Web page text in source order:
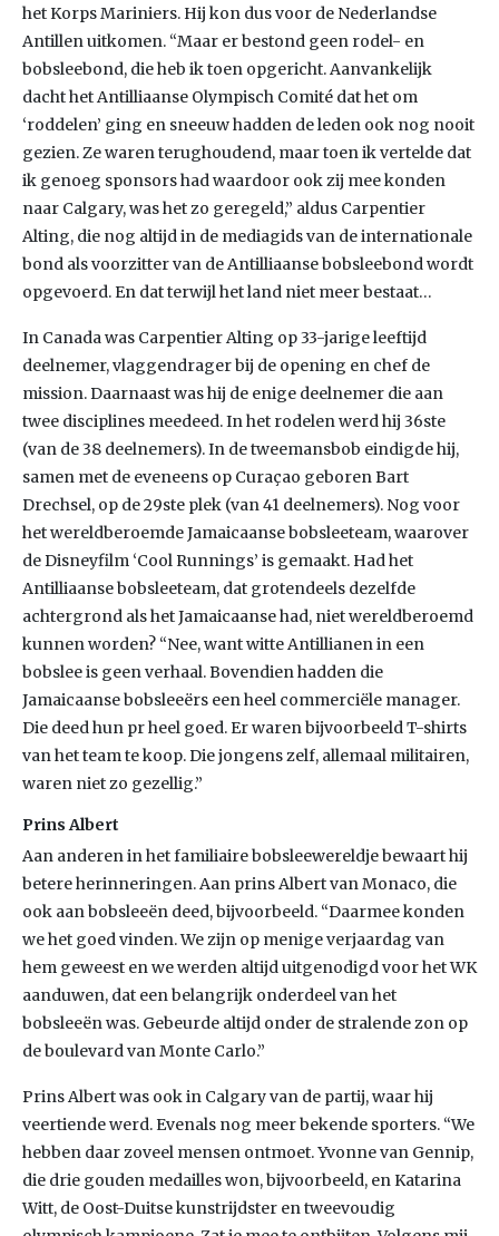
het Korps Mariniers. Hij kon dus voor de Nederlandse
Antillen uitkomen. “Maar er bestond geen rodel- en
bobsleebond, die heb ik toen opgericht. Aanvankelijk
dacht het Antilliaanse Olympisch Comité dat het om
‘roddelen’ ging en sneeuw hadden de leden ook nog nooit
gezien. Ze waren terughoudend, maar toen ik vertelde dat
ik genoeg sponsors had waardoor ook zij mee konden
naar Calgary, was het zo geregeld,” aldus Carpentier
Alting, die nog altijd in de mediagids van de internationale
bond als voorzitter van de Antilliaanse bobsleebond wordt
opgevoerd. En dat terwijl het land niet meer bestaat…
In Canada was Carpentier Alting op 33-jarige leeftijd
deelnemer, vlaggendrager bij de opening en chef de
mission. Daarnaast was hij de enige deelnemer die aan
twee disciplines meedeed. In het rodelen werd hij 36ste
(van de 38 deelnemers). In de tweemansbob eindigde hij,
samen met de eveneens op Curaçao geboren Bart
Drechsel, op de 29ste plek (van 41 deelnemers). Nog voor
het wereldberoemde Jamaicaanse bobsleeteam, waarover
de Disneyfilm ‘Cool Runnings’ is gemaakt. Had het
Antilliaanse bobsleeteam, dat grotendeels dezelfde
achtergrond als het Jamaicaanse had, niet wereldberoemd
kunnen worden? “Nee, want witte Antillianen in een
bobslee is geen verhaal. Bovendien hadden die
Jamaicaanse bobsleeërs een heel commerciële manager.
Die deed hun pr heel goed. Er waren bijvoorbeeld T-shirts
van het team te koop. Die jongens zelf, allemaal militairen,
waren niet zo gezellig.”
Prins Albert
Aan anderen in het familiaire bobsleewereldje bewaart hij
betere herinneringen. Aan prins Albert van Monaco, die
ook aan bobsleeën deed, bijvoorbeeld. “Daarmee konden
we het goed vinden. We zijn op menige verjaardag van
hem geweest en we werden altijd uitgenodigd voor het WK
aanduwen, dat een belangrijk onderdeel van het
bobsleeën was. Gebeurde altijd onder de stralende zon op
de boulevard van Monte Carlo.”
Prins Albert was ook in Calgary van de partij, waar hij
veertiende werd. Evenals nog meer bekende sporters. “We
hebben daar zoveel mensen ontmoet. Yvonne van Gennip,
die drie gouden medailles won, bijvoorbeeld, en Katarina
Witt, de Oost-Duitse kunstrijdster en tweevoudig